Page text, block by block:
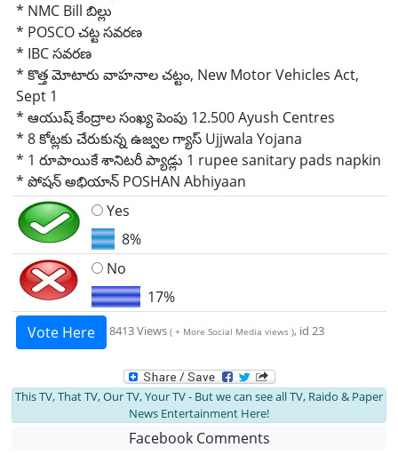
* NMC Bill బిల్లు
* POSCO చట్ట సవరణ
* IBC సవరణ
* కొత్త మోటారు వాహనాల చట్టం, New Motor Vehicles Act,
Sept 1
* ఆయుష్ కేంద్రాల సంఖ్య పెంపు 12.500 Ayush Centres
* 8 కోట్లకు చేరుకున్న ఉజ్వల గ్యాస్ Ujjwala Yojana
* 1 రూపాయికే శానిటరీ ప్యాడ్లు 1 rupee sanitary pads napkin
* పోషన్ అభియాన్ POSHAN Abhiyaan
Yes
8%
No
17%
Vote Here
8413 Views ( + More Social Media views ), id 23
This TV, That TV, Our TV, Your TV - But we can see all TV, Raido & Paper
News Entertainment Here!
Facebook Comments